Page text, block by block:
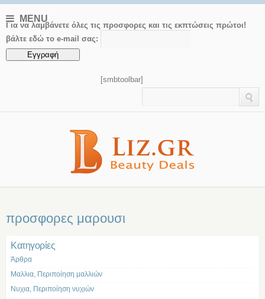
MENU
Για να λαμβάνετε όλες τις προσφορες και τις εκπτώσεις πρώτοι!
βάλτε εδώ το e-mail σας:
[smbtoolbar]
προσφορες μαρουσι
Kατηγορίες
Άρθρα
Μαλλια, Περιποίηση μαλλιών
Νυχια, Περιποίηση νυχιών